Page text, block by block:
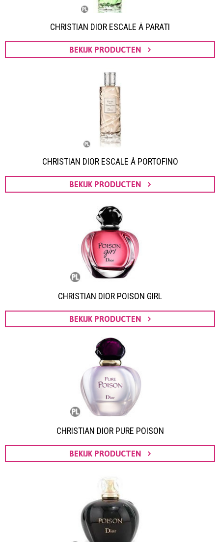
CHRISTIAN DIOR ESCALE À PARATI
BEKIJK PRODUCTEN
CHRISTIAN DIOR ESCALE À PORTOFINO
BEKIJK PRODUCTEN
CHRISTIAN DIOR POISON GIRL
BEKIJK PRODUCTEN
CHRISTIAN DIOR PURE POISON
BEKIJK PRODUCTEN